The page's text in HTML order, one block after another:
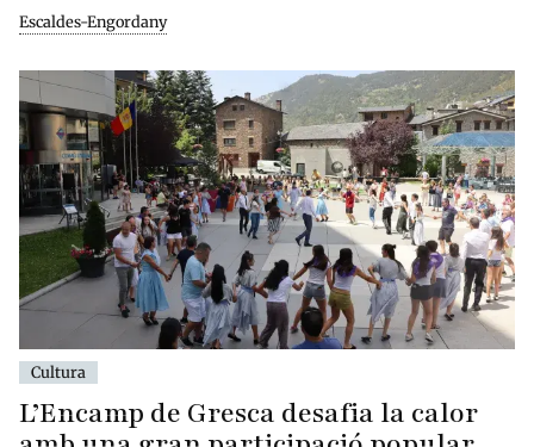
Escaldes-Engordany
Cultura
L’Encamp de Gresca desafia la calor